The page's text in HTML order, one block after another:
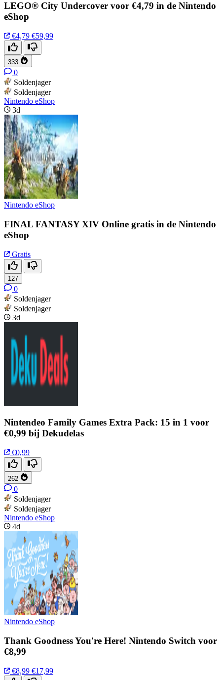
LEGO® City Undercover voor €4,79 in de Nintendo
eShop
€4,79 €59,99
333
0
Soldenjager
Soldenjager
Nintendo eShop
3d
Nintendo eShop
FINAL FANTASY XIV Online gratis in de Nintendo
eShop
Gratis
127
0
Soldenjager
Soldenjager
3d
Nintendeo Family Games Extra Pack: 15 in 1 voor
€0,99 bij Dekudelas
€0,99
262
0
Soldenjager
Soldenjager
Nintendo eShop
4d
Nintendo eShop
Thank Goodness You're Here! Nintendo Switch voor
€8,99
€8,99 €17,99